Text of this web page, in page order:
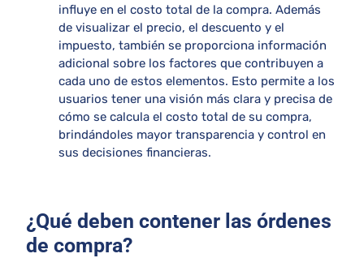
influye en el costo total de la compra. Además
de visualizar el precio, el descuento y el
impuesto, también se proporciona información
adicional sobre los factores que contribuyen a
cada uno de estos elementos. Esto permite a los
usuarios tener una visión más clara y precisa de
cómo se calcula el costo total de su compra,
brindándoles mayor transparencia y control en
sus decisiones financieras.
¿Qué deben contener las órdenes
de compra?